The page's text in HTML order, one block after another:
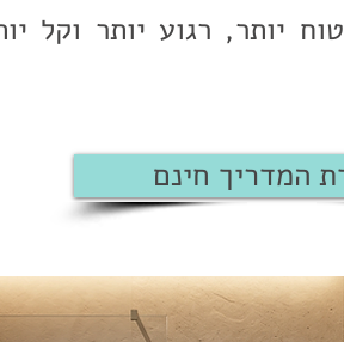
יותר, רגוע יותר וקל
המדריך חינם